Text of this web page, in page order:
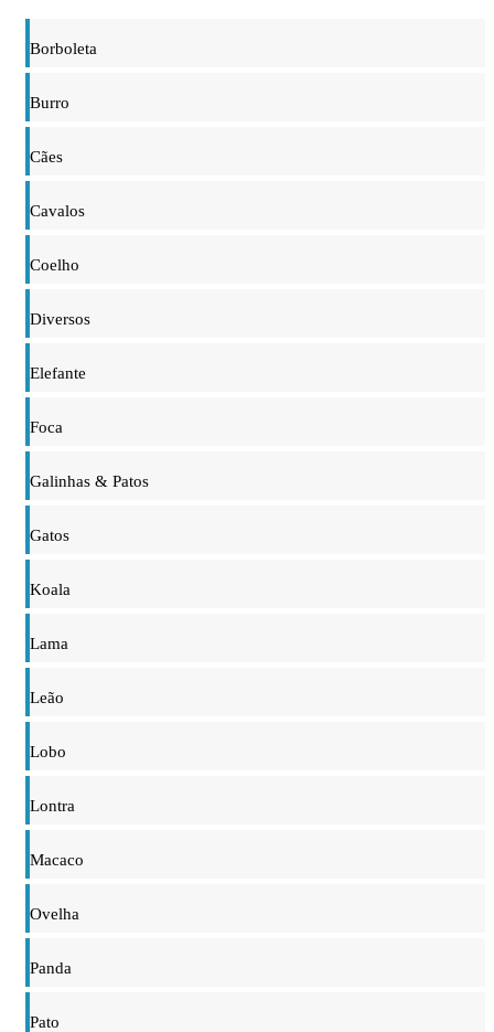
Borboleta
Burro
Cães
Cavalos
Coelho
Diversos
Elefante
Foca
Galinhas & Patos
Gatos
Koala
Lama
Leão
Lobo
Lontra
Macaco
Ovelha
Panda
Pato